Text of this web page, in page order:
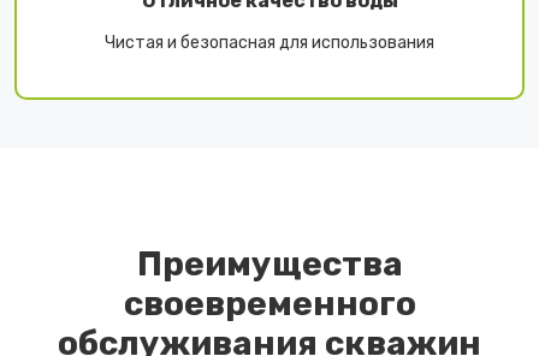
Чистая и безопасная для использования
Преимущества
своевременного
обслуживания скважин